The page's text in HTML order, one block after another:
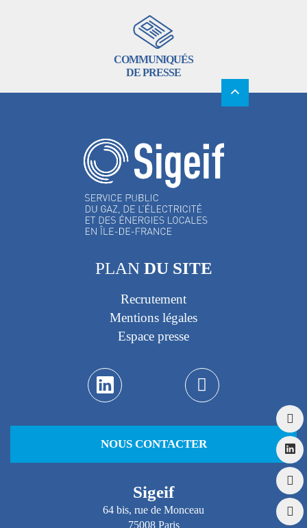
COMMUNIQUÉS
DE PRESSE
PLAN DU SITE
Recrutement
Mentions légales
Espace presse
NOUS CONTACTER
Sigeif
64 bis, rue de Monceau
75008 Paris